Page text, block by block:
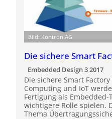
Bild: Kontron AG
Die sichere Smart
Embedded Design 3 2017
Die sichere Smart
Computing und IoT
Fertigung als
wichtigere Rolle spielen.
Thema